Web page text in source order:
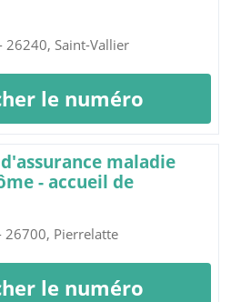
26240, Saint-Vallier
le numéro
maladie
- accueil de
26700, Pierrelatte
le numéro